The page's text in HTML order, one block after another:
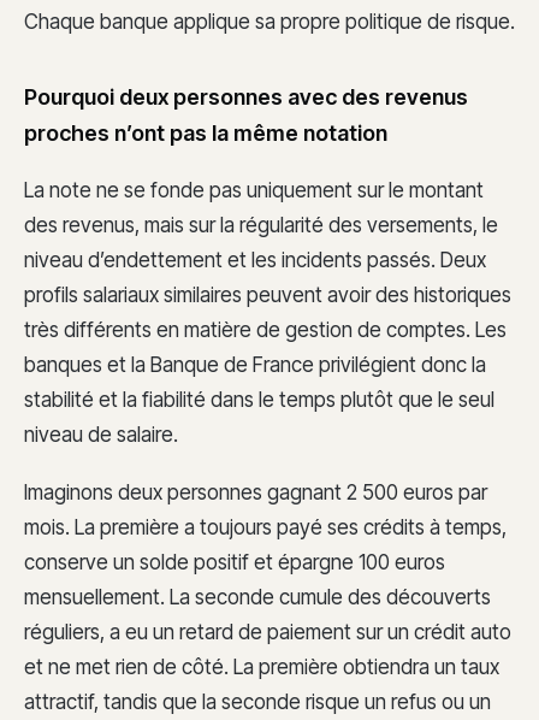
Chaque banque applique sa propre politique de risque.
Pourquoi deux personnes avec des revenus
proches n’ont pas la même notation
La note ne se fonde pas uniquement sur le montant
des revenus, mais sur la régularité des versements, le
niveau d’endettement et les incidents passés. Deux
profils salariaux similaires peuvent avoir des historiques
très différents en matière de gestion de comptes. Les
banques et la Banque de France privilégient donc la
stabilité et la fiabilité dans le temps plutôt que le seul
niveau de salaire.
Imaginons deux personnes gagnant 2 500 euros par
mois. La première a toujours payé ses crédits à temps,
conserve un solde positif et épargne 100 euros
mensuellement. La seconde cumule des découverts
réguliers, a eu un retard de paiement sur un crédit auto
et ne met rien de côté. La première obtiendra un taux
attractif, tandis que la seconde risque un refus ou un